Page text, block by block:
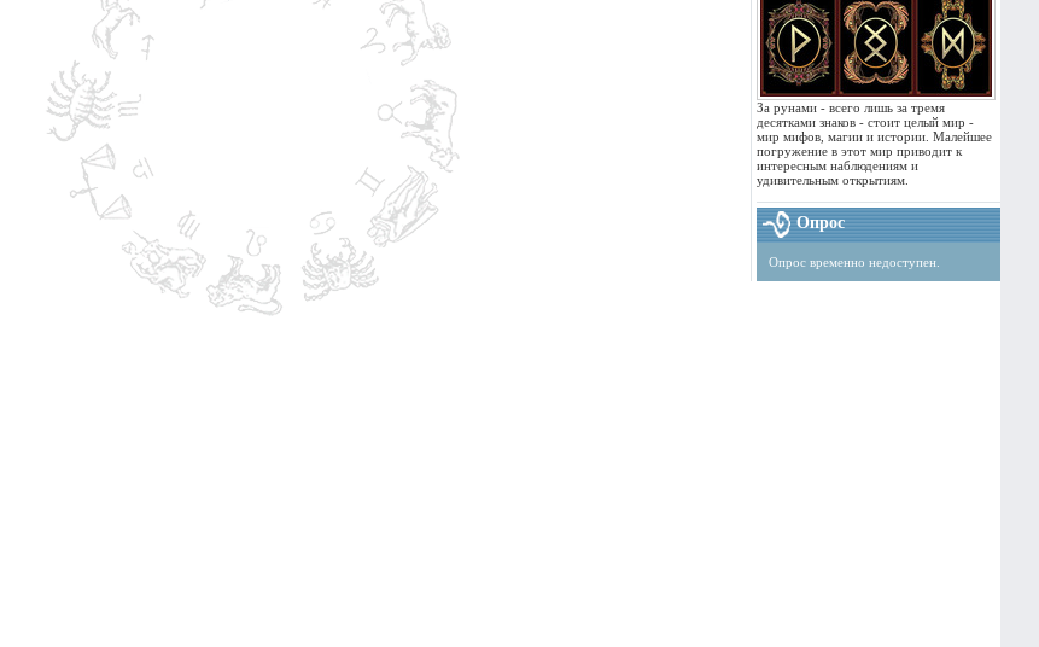
За рунами - всего лишь за тремя
десятками знаков - стоит целый мир -
мир мифов, магии и истории. Малейшее
погружение в этот мир приводит к
интересным наблюдениям и
удивительным открытиям.
Опрос
Опрос временно недоступен.